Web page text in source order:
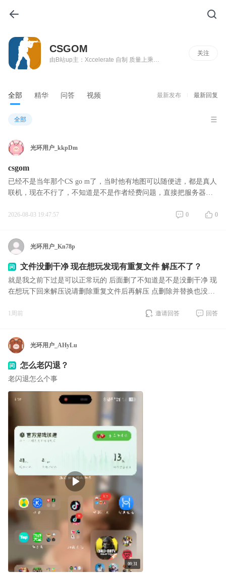
CSGOM
由B站up主：Xccelerate 自制 质量上乘的单人自制的CSGO手游版，还原端游弹道，急停，投掷物等特效，使用UE4引擎制作，支持网络联机和房间搜索。 up主页链接：https://space.bilibili.com/2067228?spm_id_from=333.337.search-card.all.click
关注
全部 精华 问答 视频 最新发布 最新回复
全部
光环用户_kkpDm
csgom
已经不是当年那个CS go m了，当时他有地图可以随便进，都是真人
联机，现在不行了，不知道是不是作者经费问题，直接把服务器关
2026-08-03 19:47:57 0 0
光环用户_Kn78p
文件没删干净 现在想玩发现有重复文件 解压不了？
就是我之前下过是可以正常玩的 后面删了不知道是不是没删干净 现
在想玩下回来解压说请删除重复文件后再解压 点删除并替换也没用
1周前 邀请回答 回答
光环用户_AHyLu
怎么老闪退？
老闪退怎么个事
00:31